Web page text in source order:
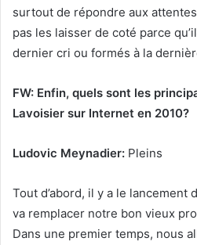
surtout de répondre aux
pas les laisser de coté parce
dernier cri ou formés à la
FW: Enfin, quels sont les
Lavoisier sur Internet en 2010?
Ludovic Meynadier: Pleins
Tout d’abord, il y a le lancement
va remplacer notre bon vieux
Dans une premier temps, nous